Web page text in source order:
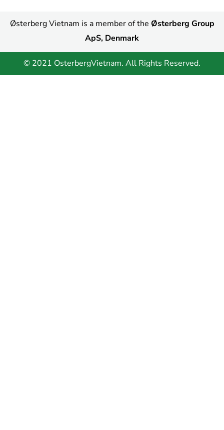
Østerberg Vietnam is a member of the Østerberg Group
ApS, Denmark
© 2021 OsterbergVietnam. All Rights Reserved.